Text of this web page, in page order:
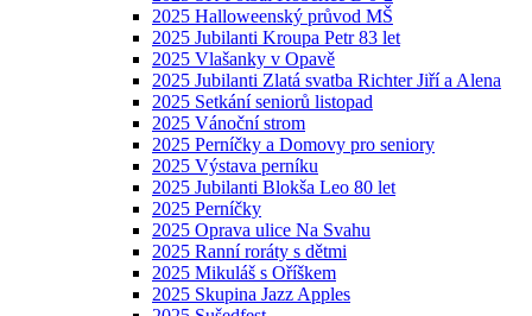
2025 Halloweenský průvod MŠ
2025 Jubilanti Kroupa Petr 83 let
2025 Vlašanky v Opavě
2025 Jubilanti Zlatá svatba Richter Jiří a Alena
2025 Setkání seniorů listopad
2025 Vánoční strom
2025 Perníčky a Domovy pro seniory
2025 Výstava perníku
2025 Jubilanti Blokša Leo 80 let
2025 Perníčky
2025 Oprava ulice Na Svahu
2025 Ranní roráty s dětmi
2025 Mikuláš s Oříškem
2025 Skupina Jazz Apples